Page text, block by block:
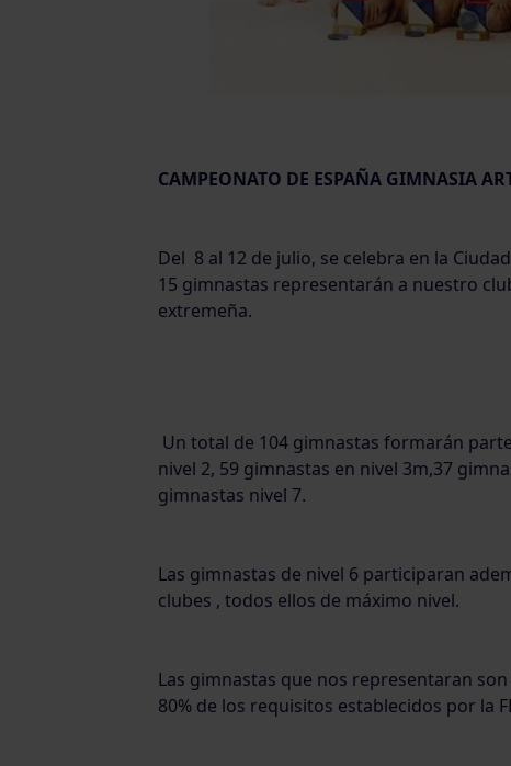
CAMPEONATO DE ESPAÑA GIMNASIA
Del 8 al 12 de julio, se celebra en la
15 gimnastas representarán a nuestro
extremeña.
Un total de 104 gimnastas formarán
nivel 2, 59 gimnastas en nivel 3m,37
gimnastas nivel 7.
Las gimnastas de nivel 6 participaran
clubes , todos ellos de máximo nivel.
Las gimnastas que nos representaran
80% de los requisitos establecidos por la